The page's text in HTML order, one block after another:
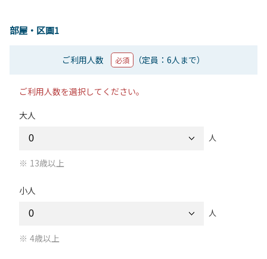
部屋・区画1
ご利用人数 必須 （定員：6人まで）
ご利用人数を選択してください。
大人
人
13歳以上
小人
人
4歳以上